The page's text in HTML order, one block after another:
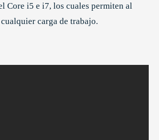
Core i5 e i7, los cuales permiten al
carga de trabajo.